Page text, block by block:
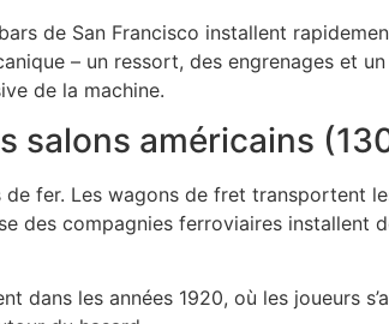
de San Francisco installent
– un ressort, des engrenages et
de la machine.
salons américains
de fer. Les wagons de fret
des compagnies ferroviaires installent
dans les années 1920, où les joueurs